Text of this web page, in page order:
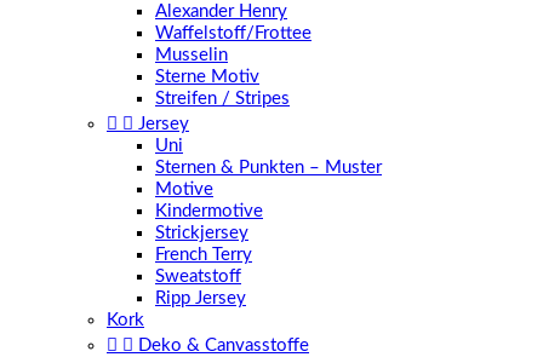
Alexander Henry
Waffelstoff/Frottee
Musselin
Sterne Motiv
Streifen / Stripes
  Jersey
Uni
Sternen & Punkten – Muster
Motive
Kindermotive
Strickjersey
French Terry
Sweatstoff
Ripp Jersey
Kork
  Deko & Canvasstoffe